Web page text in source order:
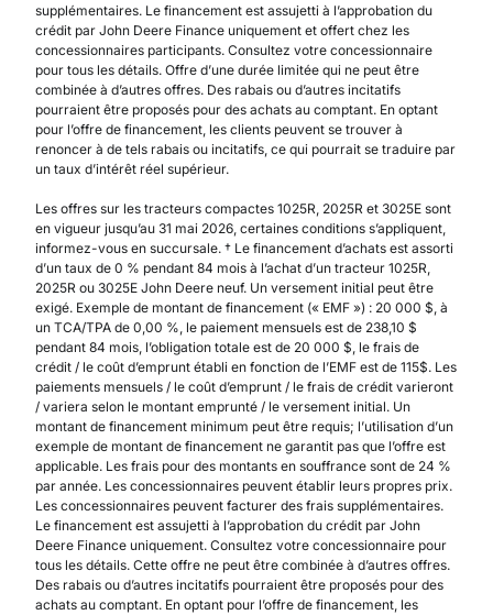
supplémentaires. Le financement est assujetti à l’approbation du
crédit par John Deere Finance uniquement et offert chez les
concessionnaires participants. Consultez votre concessionnaire
pour tous les détails. Offre d’une durée limitée qui ne peut être
combinée à d’autres offres. Des rabais ou d’autres incitatifs
pourraient être proposés pour des achats au comptant. En optant
pour l’offre de financement, les clients peuvent se trouver à
renoncer à de tels rabais ou incitatifs, ce qui pourrait se traduire par
un taux d’intérêt réel supérieur.
Les offres sur les tracteurs compactes 1025R, 2025R et 3025E sont
en vigueur jusqu’au 31 mai 2026, certaines conditions s’appliquent,
informez-vous en succursale. † Le financement d’achats est assorti
d’un taux de 0 % pendant 84 mois à l’achat d’un tracteur 1025R,
2025R ou 3025E John Deere neuf. Un versement initial peut être
exigé. Exemple de montant de financement (« EMF ») : 20 000 $, à
un TCA/TPA de 0,00 %, le paiement mensuels est de 238,10 $
pendant 84 mois, l’obligation totale est de 20 000 $, le frais de
crédit / le coût d’emprunt établi en fonction de l’EMF est de 115$. Les
paiements mensuels / le coût d’emprunt / le frais de crédit varieront
/ variera selon le montant emprunté / le versement initial. Un
montant de financement minimum peut être requis; l’utilisation d’un
exemple de montant de financement ne garantit pas que l’offre est
applicable. Les frais pour des montants en souffrance sont de 24 %
par année. Les concessionnaires peuvent établir leurs propres prix.
Les concessionnaires peuvent facturer des frais supplémentaires.
Le financement est assujetti à l’approbation du crédit par John
Deere Finance uniquement. Consultez votre concessionnaire pour
tous les détails. Cette offre ne peut être combinée à d’autres offres.
Des rabais ou d’autres incitatifs pourraient être proposés pour des
achats au comptant. En optant pour l’offre de financement, les